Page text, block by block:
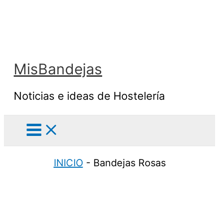
MisBandejas
Noticias e ideas de Hostelería
INICIO - Bandejas Rosas